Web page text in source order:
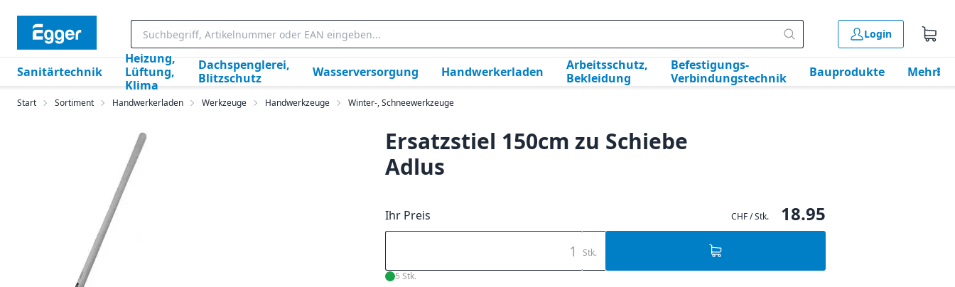
Login
Sanitärtechnik
Heizung,
Lüftung,
Klima
Dachspenglerei,
Blitzschutz
Wasserversorgung Handwerkerladen
Arbeitsschutz,
Bekleidung
Befestigungs-
Verbindungstechnik
Bauprodukte Mehr
Start Sortiment Handwerkerladen Werkzeuge Handwerkzeuge Winter-, Schneewerkzeuge
Ersatzstiel 150cm zu Schiebe
Adlus
Ihr Preis CHF / Stk. 18.95
Stk.
5 Stk.